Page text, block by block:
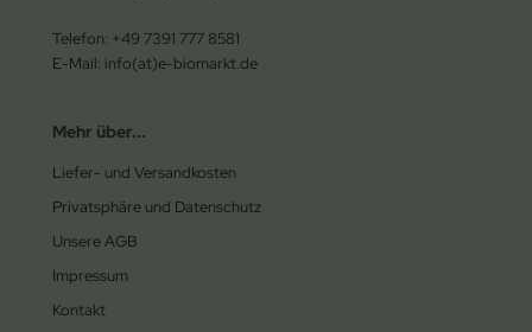
Telefon: +49 7391 777 8581
E-Mail: info(at)e-biomarkt.de
Mehr über...
Liefer- und Versandkosten
Privatsphäre und Datenschutz
Unsere AGB
Impressum
Kontakt